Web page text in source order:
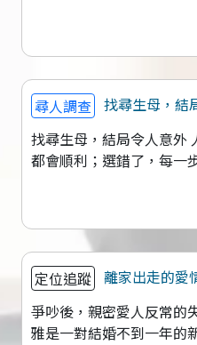
尋人調查 找尋生母，結
找尋生母，結局令人意外
都會順利；選錯了，每一
定位追蹤 離家出走的愛
爭吵後，親密愛人反常的
雅是一對結婚不到一年的